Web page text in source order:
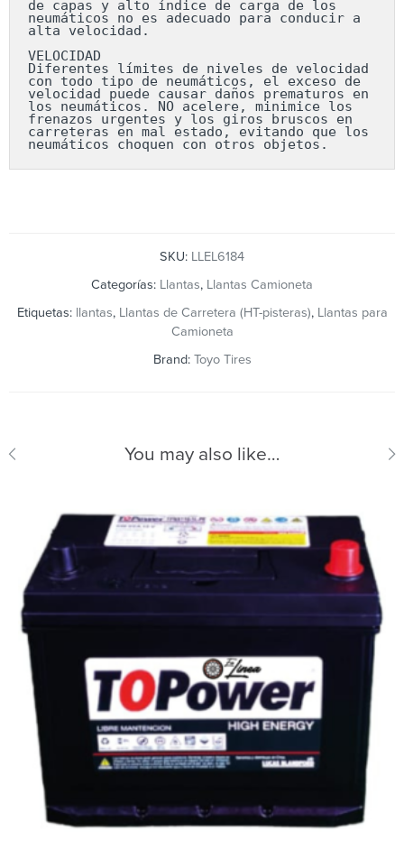
de capas y alto índice de carga de los
neumáticos no es adecuado para conducir a
alta velocidad.
VELOCIDAD
Diferentes límites de niveles de velocidad
con todo tipo de neumáticos, el exceso de
velocidad puede causar daños prematuros en
los neumáticos. NO acelere, minimice los
frenazos urgentes y los giros bruscos en
carreteras en mal estado, evitando que los
neumáticos choquen con otros objetos.
SKU: LLEL6184
Categorías: Llantas, Llantas Camioneta
Etiquetas: llantas, Llantas de Carretera (HT-pisteras), Llantas para
Camioneta
Brand: Toyo Tires
You may also like…